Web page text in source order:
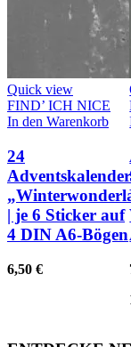
Quick view
FIND’ ICH NICE
In den Warenkorb
24
| je 6 Sticker auf
4 DIN A6-Bögen
6,50 €